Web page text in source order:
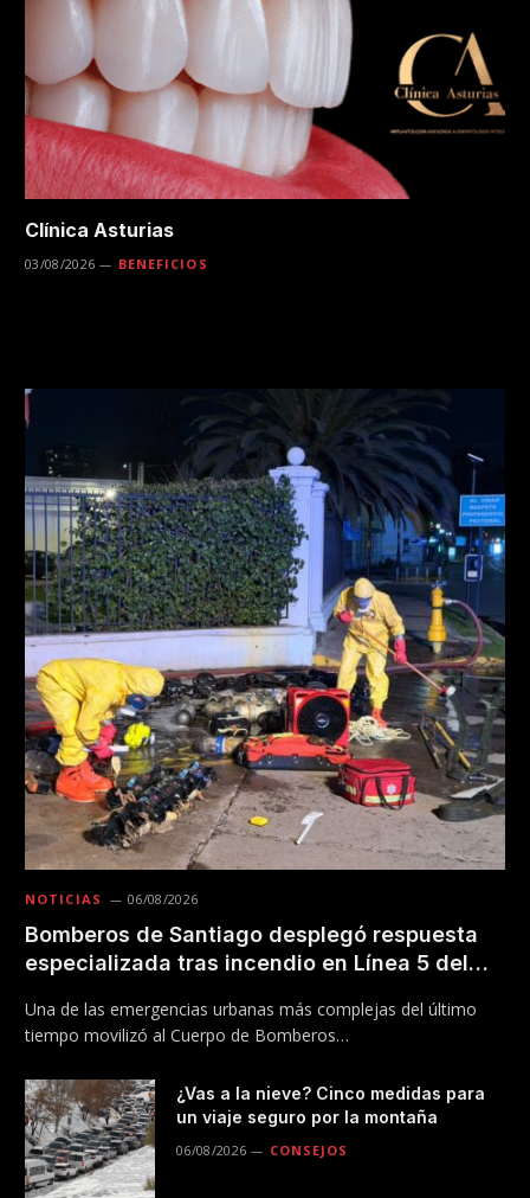
Clínica Asturias
03/08/2026 BENEFICIOS
NOTICIAS 06/08/2026
Bomberos de Santiago desplegó respuesta
especializada tras incendio en Línea 5 del
Una de las emergencias urbanas más complejas del último
tiempo movilizó al Cuerpo de Bomberos…
¿Vas a la nieve? Cinco medidas para
un viaje seguro por la montaña
06/08/2026 CONSEJOS